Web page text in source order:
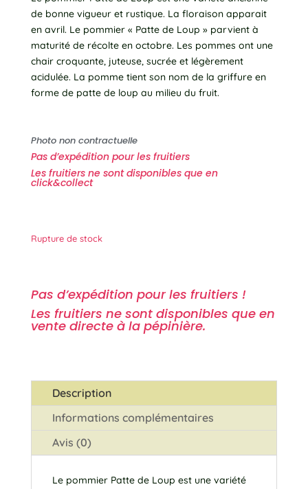
15,00 €
à
22,00 €
de bonne vigueur et rustique. La floraison apparait
en avril. Le pommier « Patte de Loup » parvient à
maturité de récolte en octobre. Les pommes ont une
chair croquante, juteuse, sucrée et légèrement
acidulée. La pomme tient son nom de la griffure en
forme de patte de loup au milieu du fruit.
Photo non contractuelle
Pas d’expédition pour les fruitiers
Les fruitiers ne sont disponibles que en
click&collect
Rupture de stock
Pas d’expédition pour les fruitiers !
Les fruitiers ne sont disponibles que en
vente directe à la pépinière.
Description
Informations complémentaires
Avis (0)
Le pommier Patte de Loup est une variété